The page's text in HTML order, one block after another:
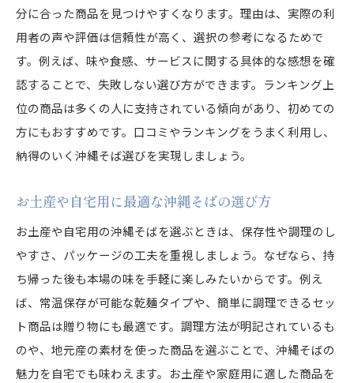
分に合った商品を見つけやすくなります。理由は、実際の利
用者の声や評価は信頼性が高く、選択の参考になるためで
す。例えば、味や食感、サービスに関する具体的な感想を確
認することで、失敗しない選び方ができます。ランキング上
位の商品は多くの人に支持されている傾向があり、初めての
方にもおすすめです。口コミやランキングをうまく利用し、
納得のいく沖縄そば選びを実現しましょう。
お土産や自宅用に最適な沖縄そばの選び方
お土産や自宅用の沖縄そばを選ぶときは、保存性や調理のし
やすさ、パッケージの工夫を重視しましょう。なぜなら、持
ち帰った後も本場の味を手軽に楽しみたいからです。例え
ば、常温保存が可能な乾麺タイプや、簡単に調理できるセッ
ト商品は贈り物にも最適です。調理方法が明記されているも
のや、地元産の素材を使った商品を選ぶことで、沖縄そばの
魅力を自宅でも味わえます。お土産や家庭用に適した商品を